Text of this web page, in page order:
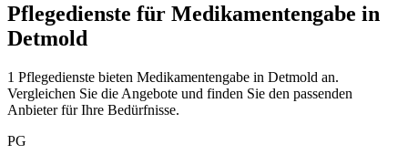
Pflegedienste für Medikamentengabe in
Detmold
1 Pflegedienste bieten Medikamentengabe in Detmold an.
Vergleichen Sie die Angebote und finden Sie den passenden
Anbieter für Ihre Bedürfnisse.
PG